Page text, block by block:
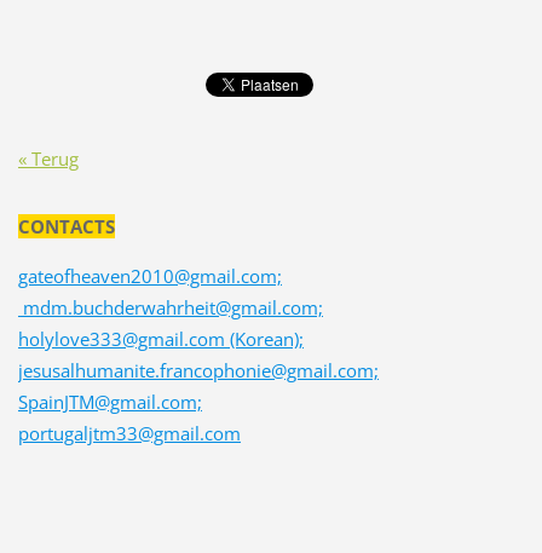
« Terug
CONTACTS
gateofheaven2010@gmail.com;
mdm.buchderwahrheit@gmail.com;
holylove333@gmail.com (Korean);
jesusalhumanite.francophonie@gmail.com;
SpainJTM@gmail.com;
portugaljtm33@gmail.com